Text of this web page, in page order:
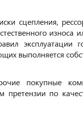
сцепления,
износа
эксплуатации
выполняется
покупные
претензии по